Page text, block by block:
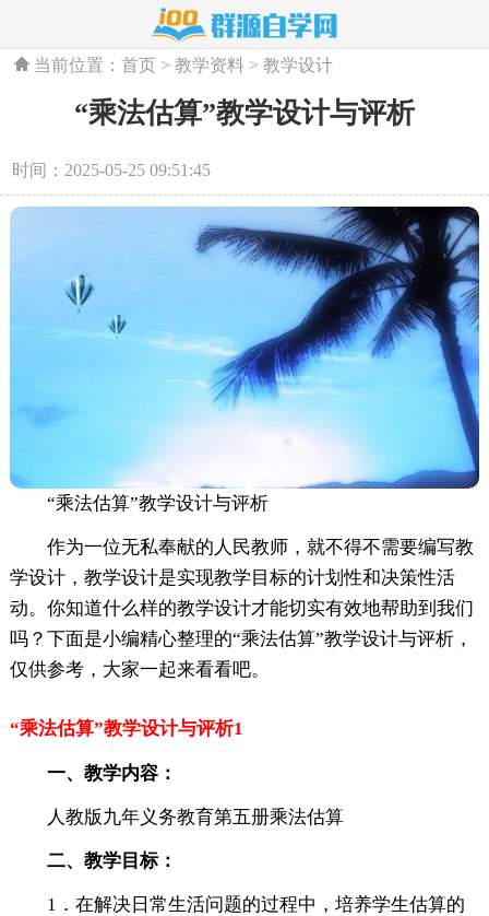
当前位置：首页 >教学资料 >教学设计
“乘法估算”教学设计与评析
时间：2025-05-25 09:51:45
“乘法估算”教学设计与评析
作为一位无私奉献的人民教师，就不得不需要编写教
学设计，教学设计是实现教学目标的计划性和决策性活
动。你知道什么样的教学设计才能切实有效地帮助到我们
吗？下面是小编精心整理的“乘法估算”教学设计与评析，
仅供参考，大家一起来看看吧。
“乘法估算”教学设计与评析1
一、教学内容：
人教版九年义务教育第五册乘法估算
二、教学目标：
1．在解决日常生活问题的过程中，培养学生估算的